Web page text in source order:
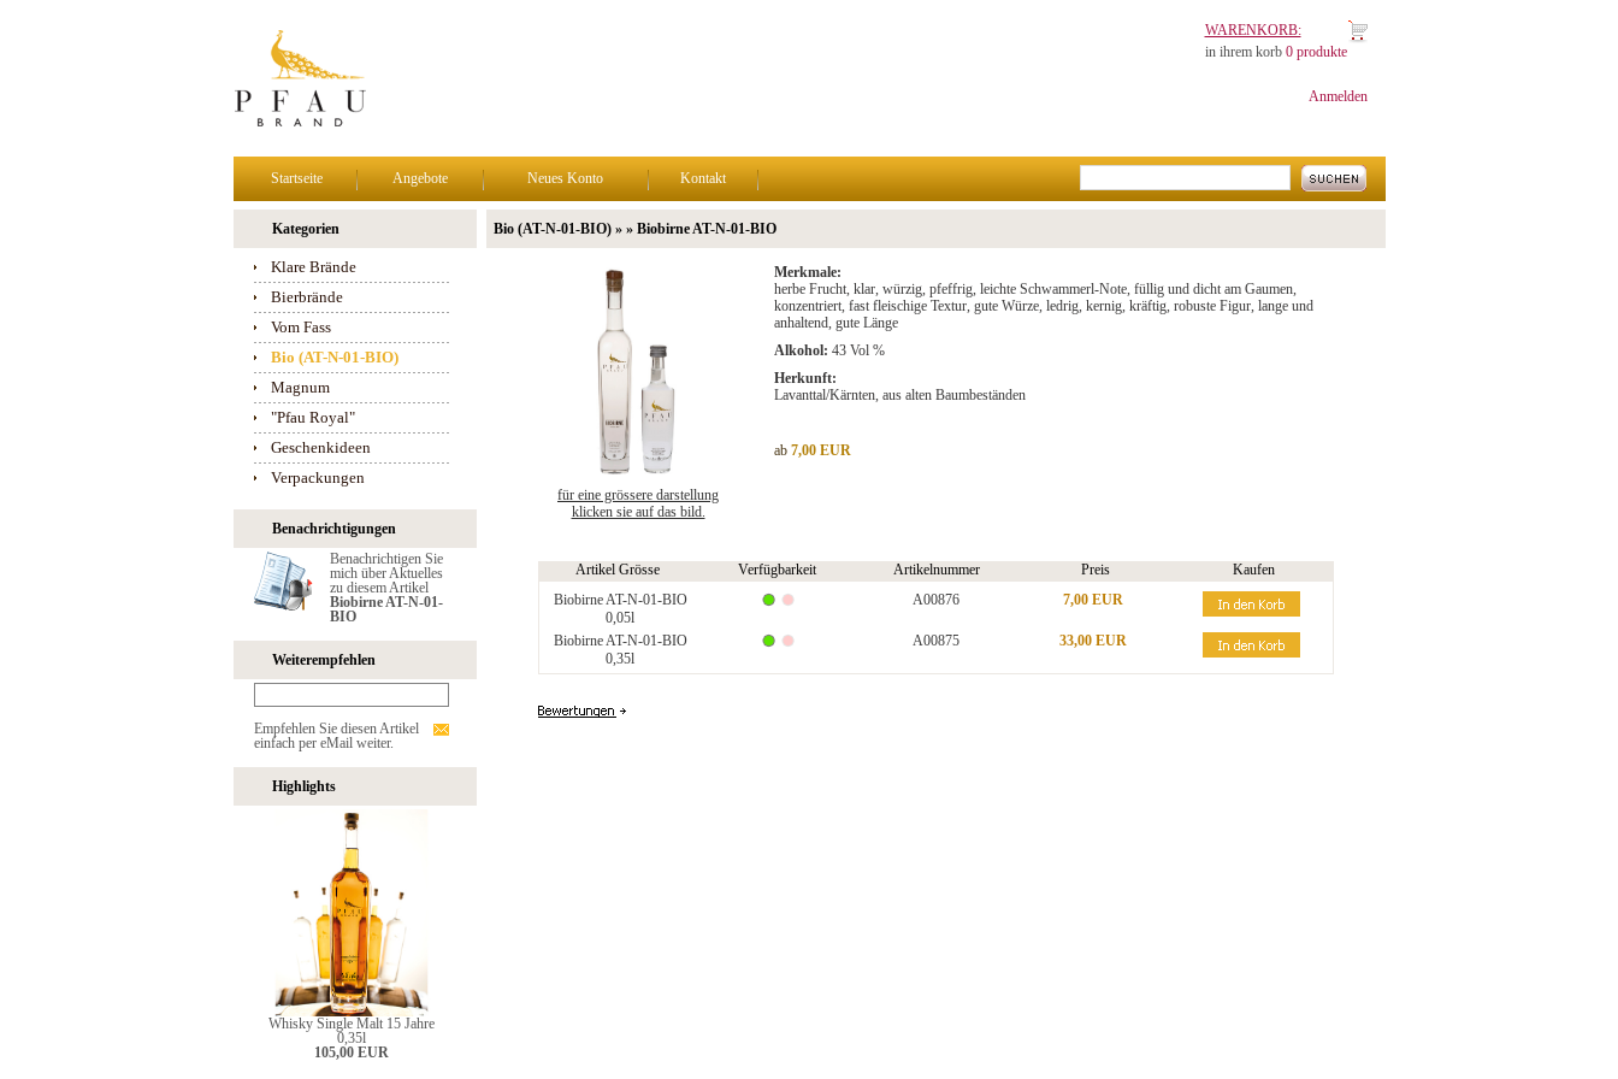
WARENKORB:
in ihrem korb 0 produkte
Anmelden
Startseite Angebote Neues Konto Kontakt
Kategorien
Klare Brände
Bierbrände
Vom Fass
Bio (AT-N-01-BIO)
Magnum
"Pfau Royal"
Geschenkideen
Verpackungen
Benachrichtigungen
Benachrichtigen Sie
mich über Aktuelles
zu diesem Artikel
Biobirne AT-N-01-
BIO
Weiterempfehlen
Empfehlen Sie diesen Artikel
einfach per eMail weiter.
Highlights
Whisky Single Malt 15 Jahre
0,35l
105,00 EUR
Bio (AT-N-01-BIO) » » Biobirne AT-N-01-BIO
für eine grössere darstellung
klicken sie auf das bild.
Merkmale:
herbe Frucht, klar, würzig, pfeffrig, leichte Schwammerl-Note, füllig und dicht am Gaumen,
konzentriert, fast fleischige Textur, gute Würze, ledrig, kernig, kräftig, robuste Figur, lange und
anhaltend, gute Länge
Alkohol: 43 Vol %
Herkunft:
Lavanttal/Kärnten, aus alten Baumbeständen
ab 7,00 EUR
Artikel Grösse Verfügbarkeit Artikelnummer Preis
Kaufen
Biobirne AT-N-01-BIO
0,05l
A00876 7,00 EUR
Biobirne AT-N-01-BIO
0,35l
A00875 33,00 EUR